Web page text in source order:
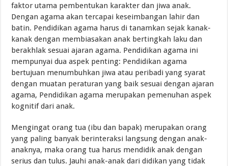
faktor utama pembentukan karakter dan jiwa anak.
Dengan agama akan tercapai keseimbangan lahir dan
batin. Pendidikan agama harus di tanamkan sejak kanak-
kanak dengan membiasakan anak bertingkah laku dan
berakhlak sesuai ajaran agama. Pendidikan agama ini
mempunyai dua aspek penting: Pendidikan agama
bertujuan menumbuhkan jiwa atau peribadi yang syarat
dengan muatan peraturan yang baik sesuai dengan ajaran
agama, Pendidikan agama merupakan pemenuhan aspek
kognitif dari anak.
Mengingat orang tua (ibu dan bapak) merupakan orang
yang paling banyak berinteraksi langsung dengan anak-
anaknya, maka orang tua harus mendidik anak dengan
serius dan tulus. Jauhi anak-anak dari didikan yang tidak